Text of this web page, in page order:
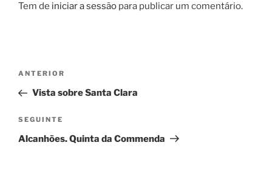
Tem de iniciar a sessão para publicar um comentário.
Navegação
artigos
Conteúdo
anterior
ANTERIOR
Vista sobre Santa Clara
Conteúdo
seguinte
SEGUINTE
Alcanhões. Quinta da Commenda